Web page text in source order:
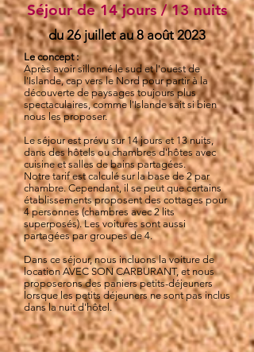
Séjour de 14 jours / 13 nuits
Le concept :
Après avoir sillonné le sud et l'ouest de
l'Islande, cap vers le Nord pour partir à la
découverte de paysages toujours plus
spectaculaires, comme l'Islande sait si bien
nous les proposer.
Le séjour est prévu sur 14 jours et 13 nuits,
dans des hôtels ou chambres d'hôtes avec
cuisine et salles de bains partagées.
Notre tarif est calculé sur la base de 2 par
chambre. Cependant, il se peut que certains
établissements proposent des cottages pour
4 personnes (chambres avec 2 lits
superposés). Les voitures sont aussi
partagées par groupes de 4.
Dans ce séjour, nous incluons la voiture de
location AVEC SON CARBURANT, et nous
proposerons des paniers petits-déjeuners
lorsque les petits déjeuners ne sont pas inclus
dans la nuit d'hôtel.
du 26 juillet au 8 août 2023